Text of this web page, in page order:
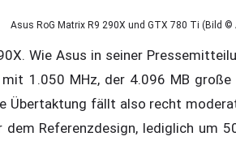
Asus RoG Matrix R9 290X und GTX 780 Ti (Bild ©
Wie Asus in seiner
1.050 MHz, der 4.096 MB große
Übertaktung fällt also recht
Referenzdesign, lediglich um